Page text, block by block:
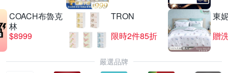
COACH布魯克
林
$8999
TRON
限時2件85折
東
贈
嚴選品牌